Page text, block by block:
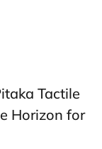
Tactile
Horizon for